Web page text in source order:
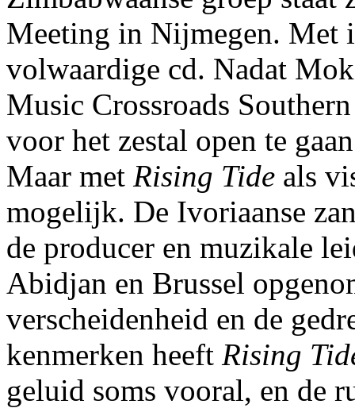
Meeting in Nijmegen. Met
volwaardige cd. Nadat
Music Crossroads
voor het zestal open te
Maar met Rising Tide als
mogelijk. De Ivoriaanse
de producer en muzikale
Abidjan en Brussel
verscheidenheid en de
kenmerken heeft Rising
geluid soms vooral, en de